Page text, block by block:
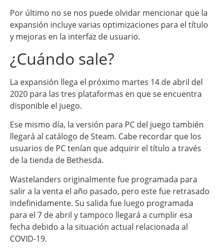
Por último no se nos puede olvidar mencionar que la
expansión incluye varias optimizaciones para el título
y mejoras en la interfaz de usuario.
¿Cuándo sale?
La expansión llega el próximo martes 14 de abril del
2020 para las tres plataformas en que se encuentra
disponible el juego.
Ese mismo día, la versión para PC del juego también
llegará al catálogo de Steam. Cabe recordar que los
usuarios de PC tenían que adquirir el título a través
de la tienda de Bethesda.
Wastelanders originalmente fue programada para
salir a la venta el año pasado, pero este fue retrasado
indefinidamente. Su salida fue luego programada
para el 7 de abril y tampoco llegará a cumplir esa
fecha debido a la situación actual relacionada al
COVID-19.